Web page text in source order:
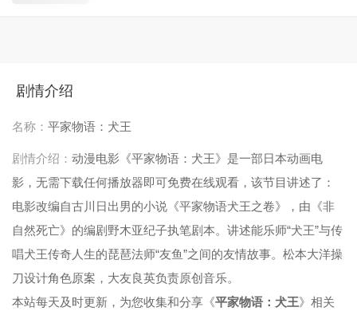
剧情介绍
名称： 平家物语：犬王
剧情介绍： 动漫电影《平家物语：犬王》是一部日本动画电
影，无需下载任何播放器即可免费在线观看，该节目讲述了：
电影改编自古川日出男的小说《平家物语犬王之卷》，由《非
自然死亡》的编剧野木亚纪子执笔剧本。讲述能乐师“犬王”与传
唱犬王传奇人生的琵琶法师“友鱼”之间的友情故事。松本大洋操
刀设计角色原案，大友良英负责原创音乐。
本站每天及时更新，为您收集和分享《平家物语：犬王》相关